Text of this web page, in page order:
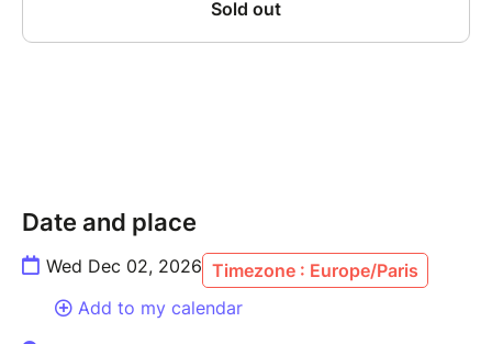
en y infusant leurs racines créoles, latines, et leur
---------------
Date and place
Wed Dec 02, 2026 Timezone : Europe/Paris
Add to my calendar